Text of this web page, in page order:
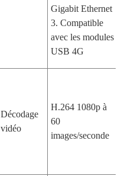
Gigabit Ethernet
3. Compatible
avec les modules
USB 4G
Décodage
vidéo
H.264 1080p à
60
images/seconde